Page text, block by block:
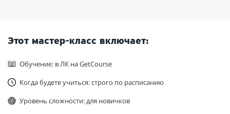
Этот мастер-класс включает:
Обучение: в ЛК на GetCourse
Когда будете учиться: строго по расписанию
Уровень сложности: для новичков